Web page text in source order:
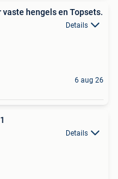
vaste hengels en Topsets.
Details
6 aug 26
Details